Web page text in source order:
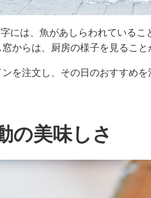
には、魚があしらわれている
からは、厨房の様子を見ること
を注文し、その日のおすすめを
の美味しさ